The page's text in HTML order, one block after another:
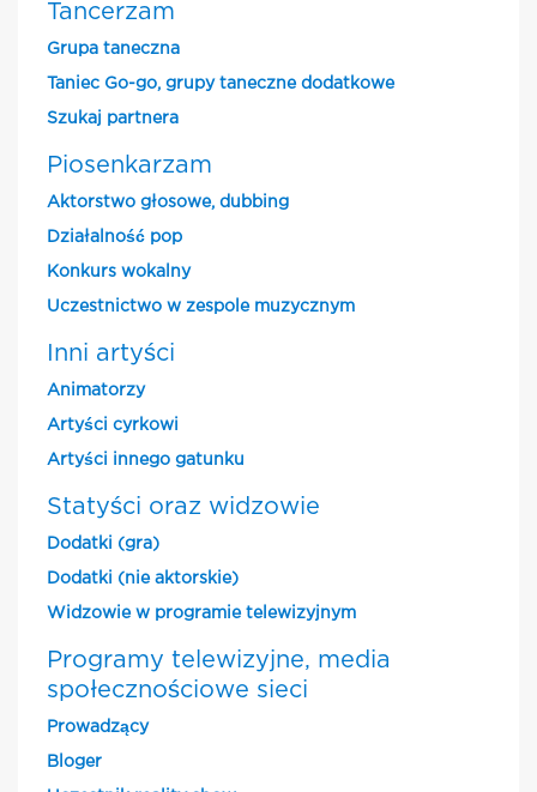
Tancerzam
Grupa taneczna
Taniec Go-go, grupy taneczne dodatkowe
Szukaj partnera
Piosenkarzam
Aktorstwo głosowe, dubbing
Działalność pop
Konkurs wokalny
Uczestnictwo w zespole muzycznym
Inni artyści
Animatorzy
Artyści cyrkowi
Artyści innego gatunku
Statyści oraz widzowie
Dodatki (gra)
Dodatki (nie aktorskie)
Widzowie w programie telewizyjnym
Programy telewizyjne, media
społecznościowe sieci
Prowadzący
Bloger